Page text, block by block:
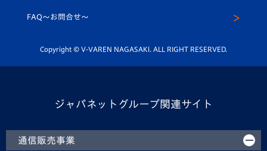
平和祈念活動
ホームタウン活動
スクール
FAQ〜お問合せ〜
Copyright © V-VAREN NAGASAKI. ALL RIGHT RESERVED.
ジャパネットグループ関連サイト
通信販売事業